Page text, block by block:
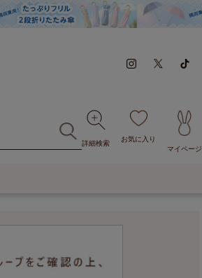
詳細検索
お気に入り
マイページ